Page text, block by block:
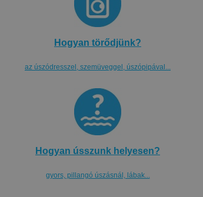
Hogyan törődjünk?
az úszódresszel, szemüveggel, úszópipával...
Hogyan ússzunk helyesen?
gyors, pillangó úszásnál, lábak...